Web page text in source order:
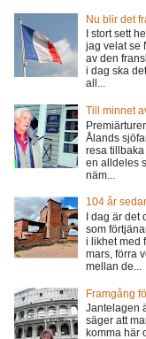
Nu blir det
I stort sett
jag velat se
av den
i dag ska
all...
Till minnet
Ålands
resa
en alldeles
näm...
104 år
I dag är det
som
i likhet med
mars, förra
mellan de...
Framgång
Jantelagen
säger att
komma här